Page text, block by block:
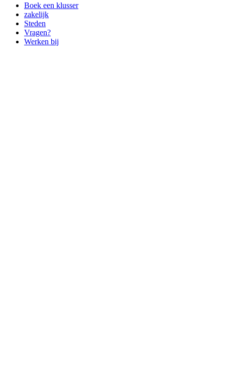
Boek een klusser
zakelijk
Steden
Vragen?
Werken bij